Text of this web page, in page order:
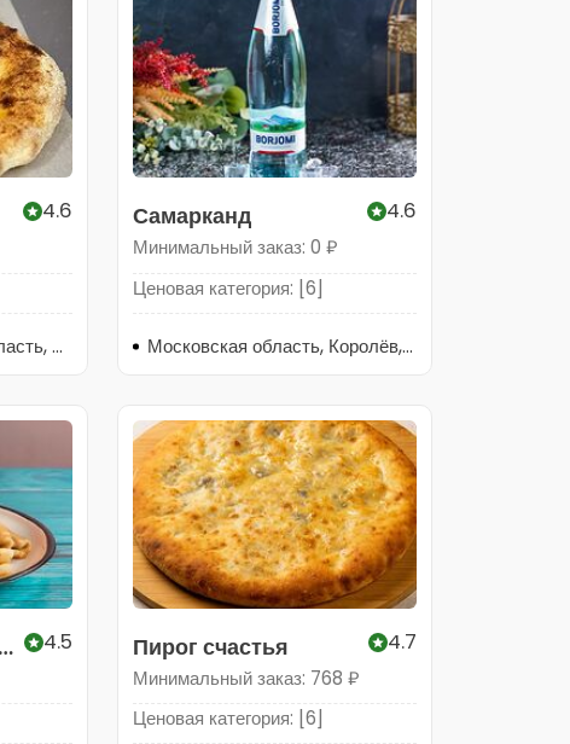
4.6
Россия, Московская область, Щёлково, площадь Ленина, 1
Самарканд 4.6
Минимальный заказ: 0 ₽
Ценовая категория: [6]
Московская область, Королёв, улица 50-летия ВЛКСМ, 6В
4.5 Пирог счастья 4.7
Минимальный заказ: 768 ₽
Ценовая категория: [6]